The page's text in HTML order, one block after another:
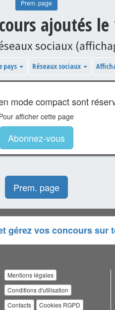
Prem. page
ajoutés
sociaux
pays Réseaux sociaux
mode compact sont
afficher cette page
Abonnez-vous
Prem. page
gérez vos concours sur
Mentions légales
Conditions d'utilisation
Contacts
Cookies RGPD